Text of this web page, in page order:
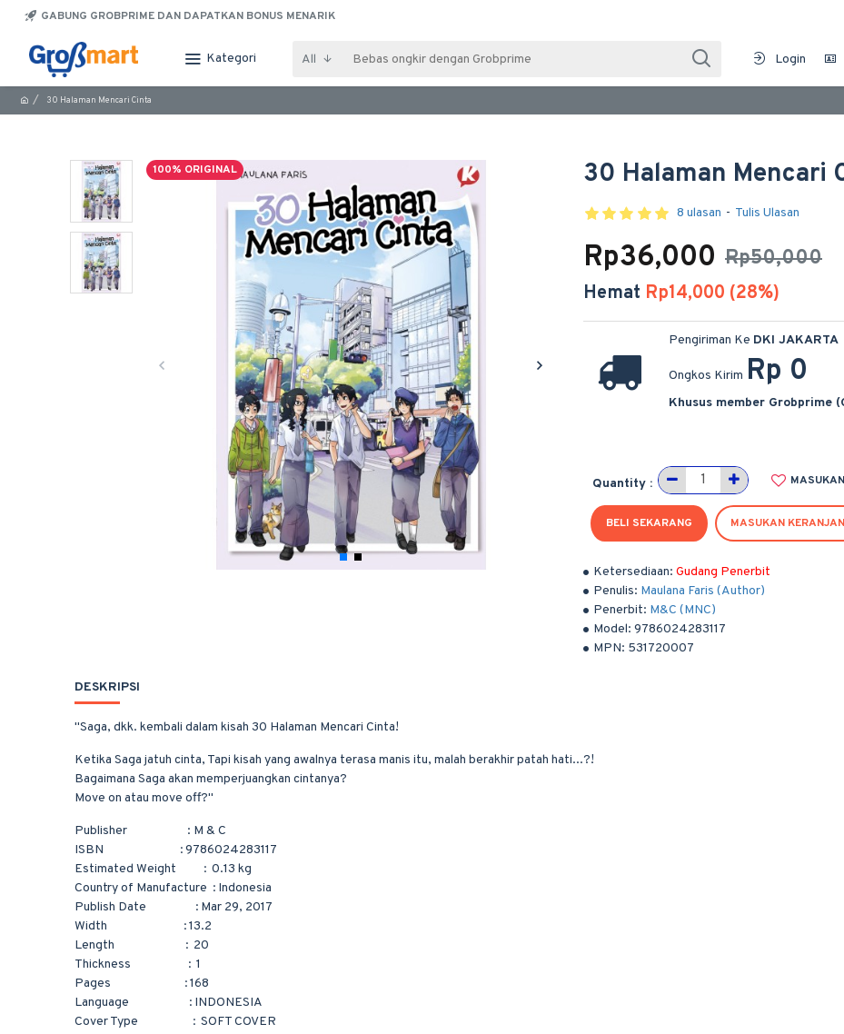
GABUNG GROBPRIME DAN DAPATKAN BONUS MENARIK
Kategori All Login
30 Halaman Mencari Cinta
100% ORIGINAL 30 Halaman Mencari
Ketersediaan: Gudang Penerbit
Penulis: Maulana Faris (Author)
Penerbit: M&C (MNC)
Model: 9786024283117
MPN: 531720007
8 ulasan - Tulis Ulasan
Rp50,000
Rp36,000
Hemat Rp14,000 (28%)
Pengiriman Ke DKI JAKARTA
Ongkos Kirim Rp 0
Khusus member Grobprime
Quantity :
BELI SEKARANG MASUKAN
DESKRIPSI
"Saga, dkk. kembali dalam kisah 30 Halaman Mencari Cinta!
Ketika Saga jatuh cinta, Tapi kisah yang awalnya terasa manis itu, malah berakhir patah hati...?!
Bagaimana Saga akan memperjuangkan cintanya?
Move on atau move off?"
Publisher : M & C
ISBN :9786024283117
Estimated Weight : 0.13 kg
Country of Manufacture : Indonesia
Publish Date : Mar 29, 2017
Width :13.2
Length : 20
Thickness : 1
Pages :168
Language : INDONESIA
Cover Type : SOFT COVER